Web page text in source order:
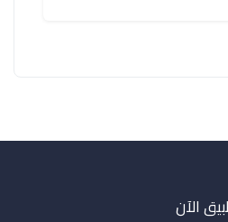
الآن